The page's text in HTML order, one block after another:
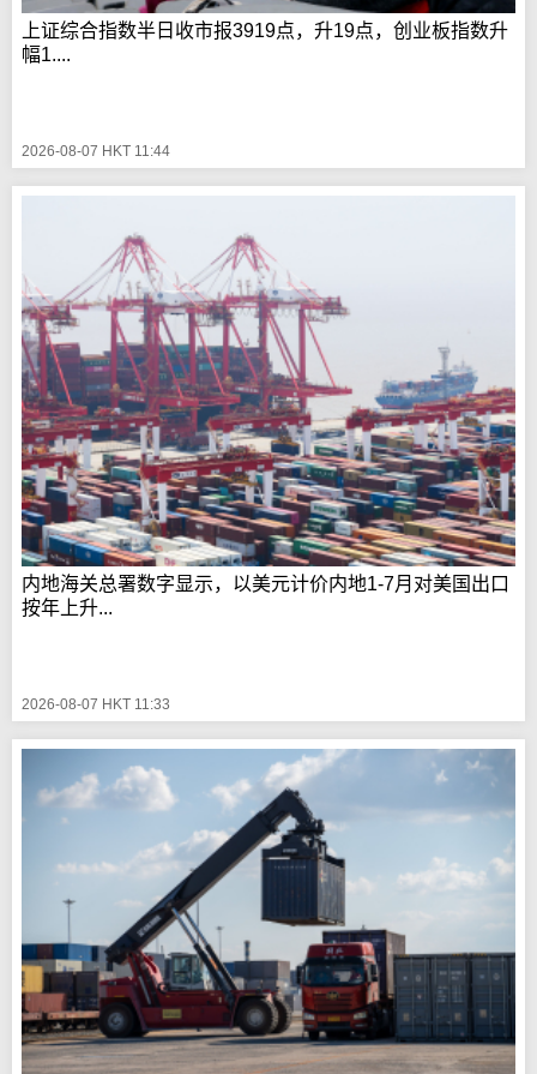
上证综合指数半日收市报3919点，升19点，创业板指数升
幅1....
2026-08-07 HKT 11:44
内地海关总署数字显示，以美元计价内地1-7月对美国出口
按年上升...
2026-08-07 HKT 11:33